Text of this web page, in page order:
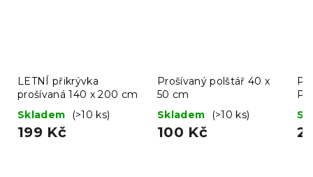
LETNÍ přikrývka
prošívaná 140 x 200 cm
Skladem
(>10 ks)
199 Kč
Prošívaný polštář 40 x
50 cm
Skladem
(>10 ks)
100 Kč